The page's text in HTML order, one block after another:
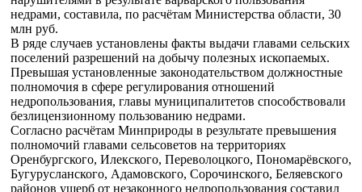
недрами, составила, по расчётам Министерства области, 30
млн руб.
В ряде случаев установлены факты выдачи главами сельских
поселений разрешений на добычу полезных ископаемых.
Превышая установленные законодательством должностные
полномочия в сфере регулирования отношений
недропользования, главы муниципалитетов способствовали
безлицензионному пользованию недрами.
Согласно расчётам Минприроды в результате превышения
полномочий главами сельсоветов на территориях
Оренбургского, Илекского, Переволоцкого, Пономарёвского,
Бугурусланского, Адамовского, Сорочинского, Беляевского
районов ущерб от незаконного недропользования составил